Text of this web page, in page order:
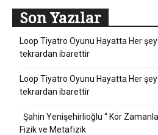
Son Yazılar
Loop Tiyatro Oyunu Hayatta Her
tekrardan ibarettir
Loop Tiyatro Oyunu Hayatta Her
tekrardan ibarettir
Şahin Yenişehirlioğlu “ Kor
Fizik ve Metafizik